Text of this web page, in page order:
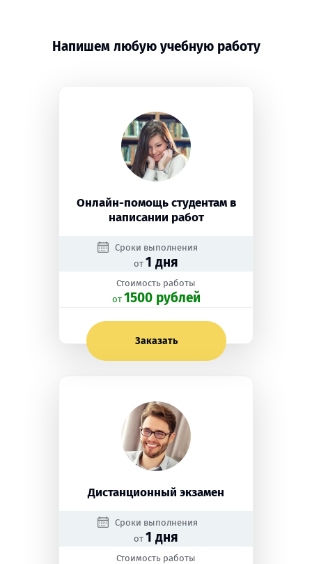
Напишем любую учебную работу
Онлайн-помощь студентам в
написании работ
Сроки выполнения
от 1 дня
Стоимость работы
oт 1500 рублей
Заказать
Дистанционный экзамен
Сроки выполнения
от 1 дня
Стоимость работы